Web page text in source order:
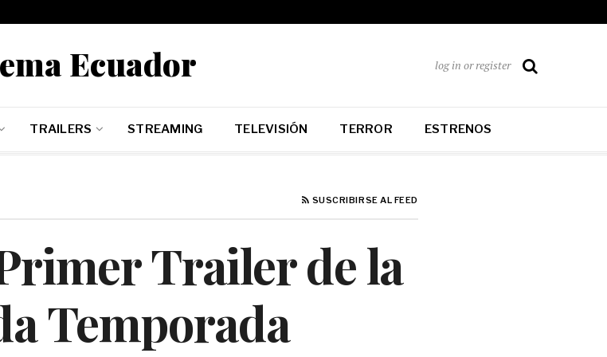
Ecuador log in or register
TRAILERS STREAMING TELEVISIÓN TERROR ESTRENOS
SUSCRIBIRSE AL FEED
Trailer de la
Temporada